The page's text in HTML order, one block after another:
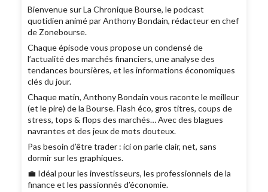
Bienvenue sur La Chronique Bourse, le podcast
quotidien animé par Anthony Bondain, rédacteur en chef
de Zonebourse.
Chaque épisode vous propose un condensé de
l’actualité des marchés financiers, une analyse des
tendances boursières, et les informations économiques
clés du jour.
Chaque matin, Anthony Bondain vous raconte le meilleur
(et le pire) de la Bourse. Flash éco, gros titres, coups de
stress, tops & flops des marchés… Avec des blagues
navrantes et des jeux de mots douteux.
Pas besoin d’être trader : ici on parle clair, net, sans
dormir sur les graphiques.
💼 Idéal pour les investisseurs, les professionnels de la
finance et les passionnés d’économie.